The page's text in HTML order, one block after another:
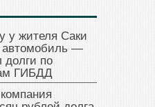
у жителя Саки
автомобиль —
долги по
ГИБДД